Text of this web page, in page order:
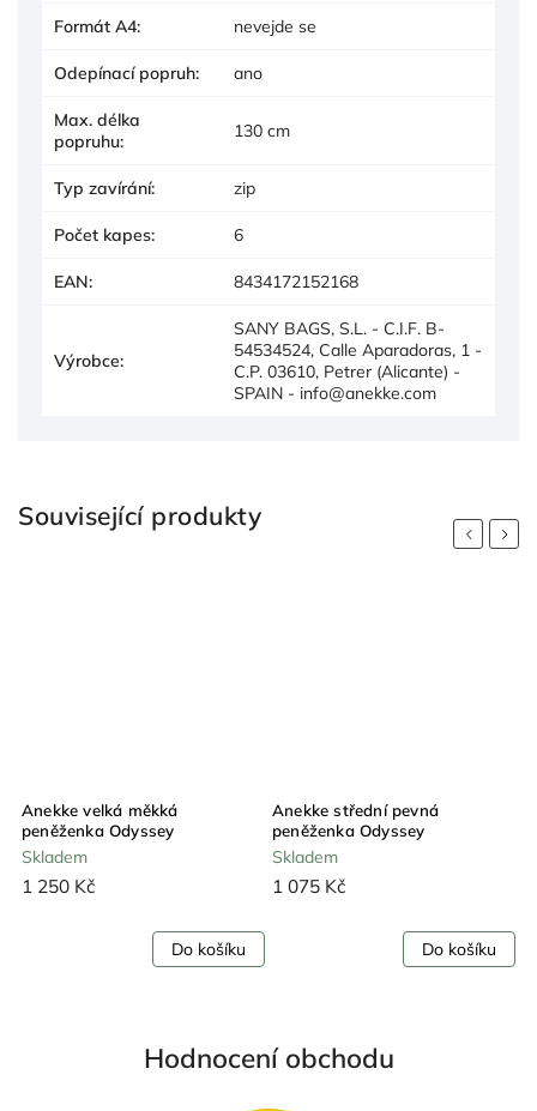
Formát A4: nevejde se
Odepínací popruh: ano
Max. délka
popruhu: 130 cm
Typ zavírání: zip
Počet kapes: 6
EAN: 8434172152168
Výrobce:
SANY BAGS, S.L. - C.I.F. B-
54534524, Calle Aparadoras, 1 -
C.P. 03610, Petrer (Alicante) -
SPAIN - info@anekke.com
Související produkty
Previous
Anekke velká měkká
peněženka Odyssey
Skladem
1 250 Kč
Do košíku
Anekke střední pevná
peněženka Odyssey
Skladem
1 075 Kč
Do košíku
Next
Hodnocení obchodu